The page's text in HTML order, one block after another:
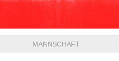
MANNSCHAFT